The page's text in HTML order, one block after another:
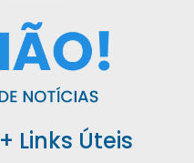
+ Links Úteis